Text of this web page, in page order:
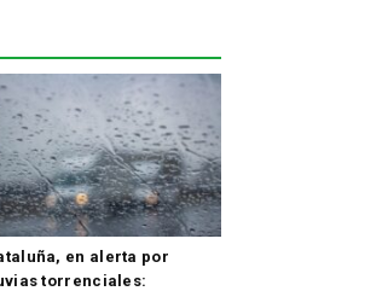
en alerta por
torrenciales: